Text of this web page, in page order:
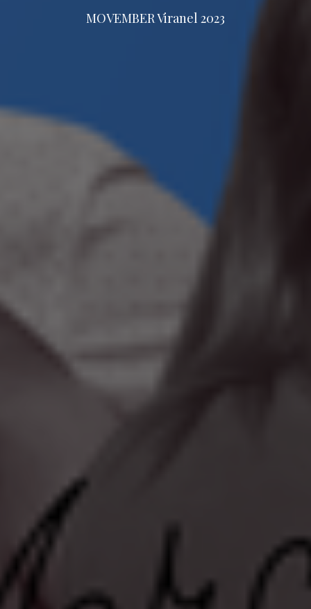
MOVEMBER Viranel 2023